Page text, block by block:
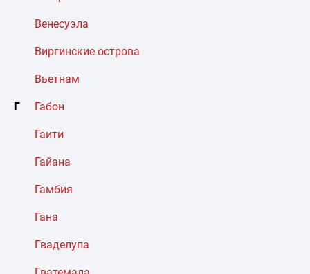
Венесуэла
Виргинские острова
Вьетнам
Г Габон
Гаити
Гайана
Гамбия
Гана
Гваделупа